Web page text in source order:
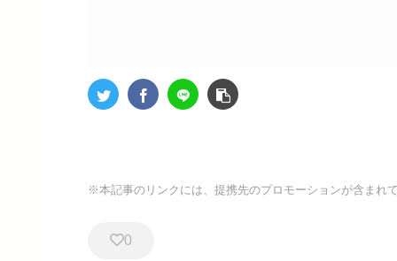
※本記事のリンクには、提携先のプロモーションが含まれ
0